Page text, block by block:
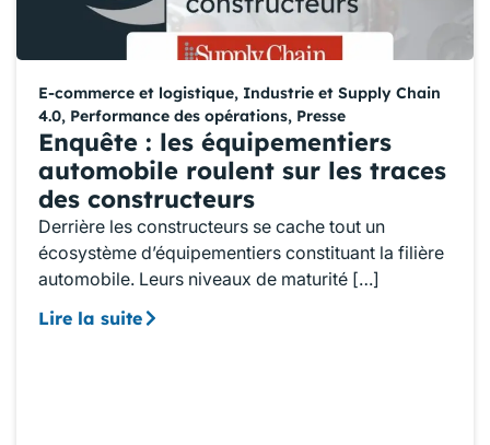
E-commerce et logistique, Industrie et Supply Chain
4.0, Performance des opérations, Presse
Enquête : les équipementiers
automobile roulent sur les traces
des constructeurs
Derrière les constructeurs se cache tout un
écosystème d’équipementiers constituant la filière
automobile. Leurs niveaux de maturité […]
Lire la suite